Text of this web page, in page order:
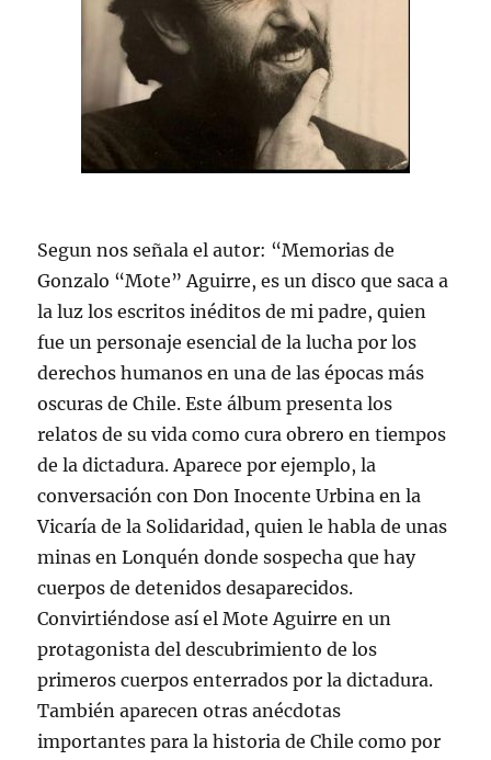
Segun nos señala el autor: “Memorias de
Gonzalo “Mote” Aguirre, es un disco que saca a
la luz los escritos inéditos de mi padre, quien
fue un personaje esencial de la lucha por los
derechos humanos en una de las épocas más
oscuras de Chile. Este álbum presenta los
relatos de su vida como cura obrero en tiempos
de la dictadura. Aparece por ejemplo, la
conversación con Don Inocente Urbina en la
Vicaría de la Solidaridad, quien le habla de unas
minas en Lonquén donde sospecha que hay
cuerpos de detenidos desaparecidos.
Convirtiéndose así el Mote Aguirre en un
protagonista del descubrimiento de los
primeros cuerpos enterrados por la dictadura.
También aparecen otras anécdotas
importantes para la historia de Chile como por